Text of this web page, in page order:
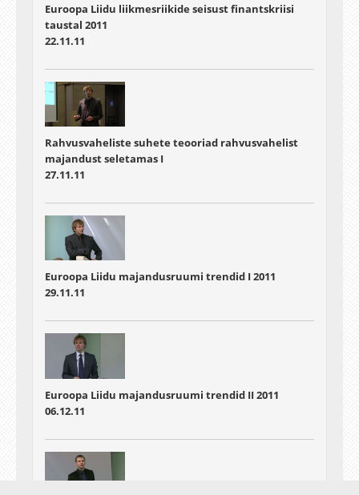
Euroopa Liidu liikmesriikide seisust finantskriisi
taustal 2011
22.11.11
Rahvusvaheliste suhete teooriad rahvusvahelist
majandust seletamas I
27.11.11
Euroopa Liidu majandusruumi trendid I 2011
29.11.11
Euroopa Liidu majandusruumi trendid II 2011
06.12.11